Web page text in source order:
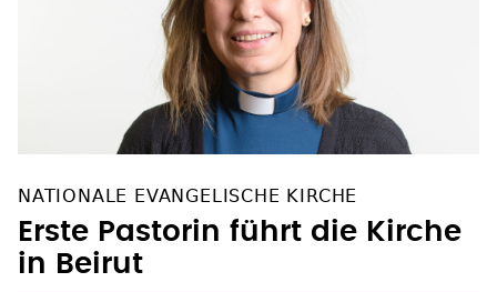
NATIONALE EVANGELISCHE KIRCHE
Erste Pastorin führt die Kirche
in Beirut